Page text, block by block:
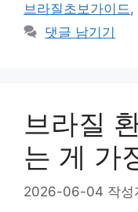
브라질초보가이드,
댓글 남기기
브라질
는 게 가
2026-06-04 작성